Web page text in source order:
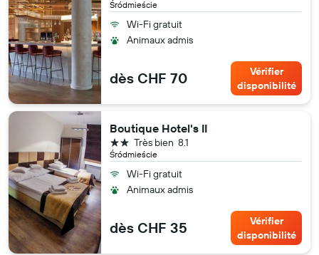
Śródmieście
Wi-Fi gratuit
Animaux admis
dès CHF 70
Vérifier
disponibilité
Boutique Hotel's II
Śródmieście
8.1
Très bien
2 étoiles
Wi-Fi gratuit
Animaux admis
dès CHF 35
Vérifier
disponibilité